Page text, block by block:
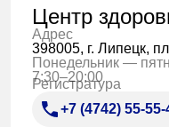
Центр
Адрес
398005, г. Липецк,
Понедельник —
7:30–20:00
Регистратура
+7 (4742) 55-55-